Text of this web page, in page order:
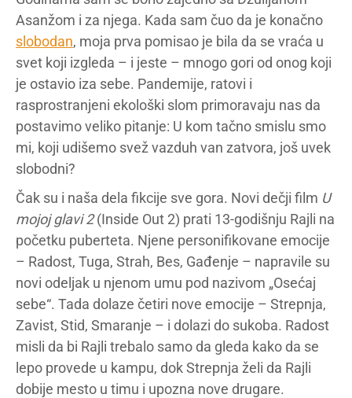
Asanžom i za njega. Kada sam čuo da je konačno
slobodan, moja prva pomisao je bila da se vraća u
svet koji izgleda – i jeste – mnogo gori od onog koji
je ostavio iza sebe. Pandemije, ratovi i
rasprostranjeni ekološki slom primoravaju nas da
postavimo veliko pitanje: U kom tačno smislu smo
mi, koji udišemo svež vazduh van zatvora, još uvek
slobodni?
Čak su i naša dela fikcije sve gora. Novi dečji film U
mojoj glavi 2(Inside Out 2) prati 13-godišnju Rajli na
početku puberteta. Njene personifikovane emocije
– Radost, Tuga, Strah, Bes, Gađenje – napravile su
novi odeljak u njenom umu pod nazivom „Osećaj
sebe“. Tada dolaze četiri nove emocije – Strepnja,
Zavist, Stid, Smaranje – i dolazi do sukoba. Radost
misli da bi Rajli trebalo samo da gleda kako da se
lepo provede u kampu, dok Strepnja želi da Rajli
dobije mesto u timu i upozna nove drugare.